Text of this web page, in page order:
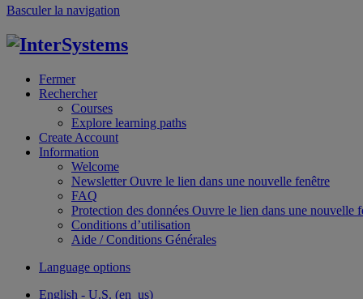
Basculer la navigation
Fermer
Rechercher
Courses
Explore learning paths
Create Account
Information
Welcome
NewsletterOuvre le lien dans une nouvelle fenêtre
FAQ
Protection des données Ouvre le lien dans une nouvelle
Conditions d’utilisation
Aide / Conditions Générales
Language options
English - U.S. ‎(en_us)‎